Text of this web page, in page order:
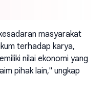
masyarakat
terhadap karya,
nilai ekonomi yang
pihak lain," ungkap